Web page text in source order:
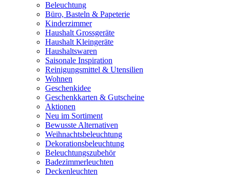
Beleuchtung
Büro, Basteln & Papeterie
Kinderzimmer
Haushalt Grossgeräte
Haushalt Kleingeräte
Haushaltswaren
Saisonale Inspiration
Reinigungsmittel & Utensilien
Wohnen
Geschenkidee
Geschenkkarten & Gutscheine
Aktionen
Neu im Sortiment
Bewusste Alternativen
Weihnachtsbeleuchtung
Dekorationsbeleuchtung
Beleuchtungszubehör
Badezimmerleuchten
Deckenleuchten